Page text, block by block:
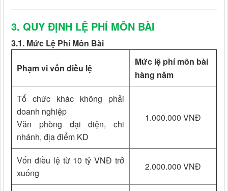
3. QUY ĐỊNH LỆ PHÍ MÔN BÀI
3.1. Mức Lệ Phí Môn Bài
Phạm vi vốn điều lệ
Mức lệ phí môn bài
hàng năm
Tổ chức khác không phải
doanh nghiệp
Văn phòng đại diện, chi
nhánh, địa điểm KD
1.000.000 VNĐ
Vốn điều lệ từ 10 tỷ VNĐ trở
xuống
2.000.000 VNĐ